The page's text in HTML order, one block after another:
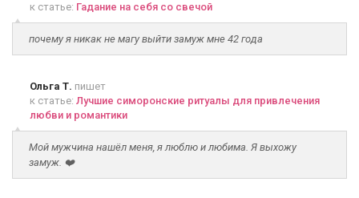
к статье: Гадание на себя со свечой
почему я никак не магу выйти замуж мне 42 года
Ольга Т. пишет
к статье: Лучшие симоронские ритуалы для привлечения
любви и романтики
Мой мужчина нашёл меня, я люблю и любима. Я выхожу
замуж. ❤️